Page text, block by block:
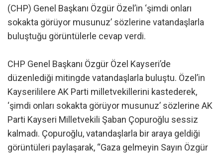
(CHP) Genel Başkanı Özgür Özel’in ‘şimdi onları
sokakta görüyor musunuz’ sözlerine vatandaşlarla
buluştuğu görüntülerle cevap verdi.
CHP Genel Başkanı Özgür Özel Kayseri’de
düzenlediği mitingde vatandaşlarla buluştu. Özel’in
Kayserililere AK Parti milletvekillerini kastederek,
‘şimdi onları sokakta görüyor musunuz’ sözlerine AK
Parti Kayseri Milletvekili Şaban Çopuroğlu sessiz
kalmadı. Çopuroğlu, vatandaşlarla bir araya geldiği
görüntüleri paylaşarak, “Gaza gelmeyin Sayın Özgür